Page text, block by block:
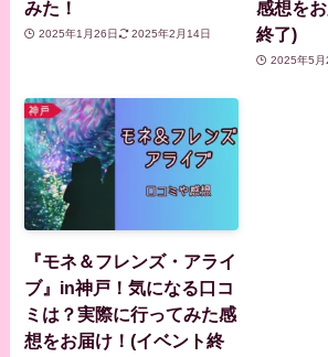
みた！
2025年1月26日 2025年2月14日
感想を
終了)
2025年5月
『モネ＆フレンズ・アライ
ブ』in神戸！気になる口コ
ミは？実際に行ってみた感
想をお届け！(イベント終